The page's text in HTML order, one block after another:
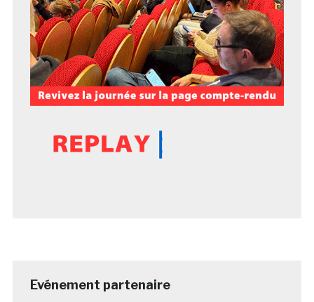
Evénement partenaire